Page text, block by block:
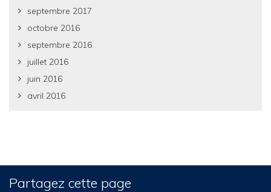
septembre 2017
octobre 2016
septembre 2016
juillet 2016
juin 2016
avril 2016
Partagez cette page